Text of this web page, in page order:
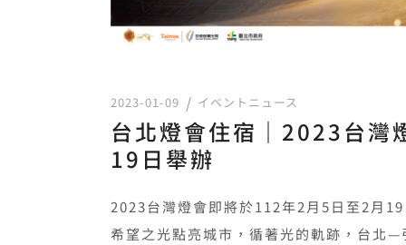
2023-01-09 イベントニュース
台北燈會住宿｜2023台灣
19日舉辦
2023台灣燈會即將於112年2月5日至2月19
希望之光點亮城市，循著光的軌跡，台北—